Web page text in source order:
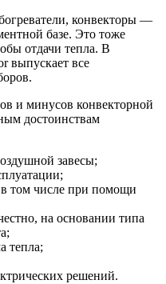
конвекторы —
базе. Это тоже
отдачи тепла. В
выпускает все
и минусов конвекторной
достоинствам
завесы;
том числе при помощи
на основании типа
тепла;
решений.